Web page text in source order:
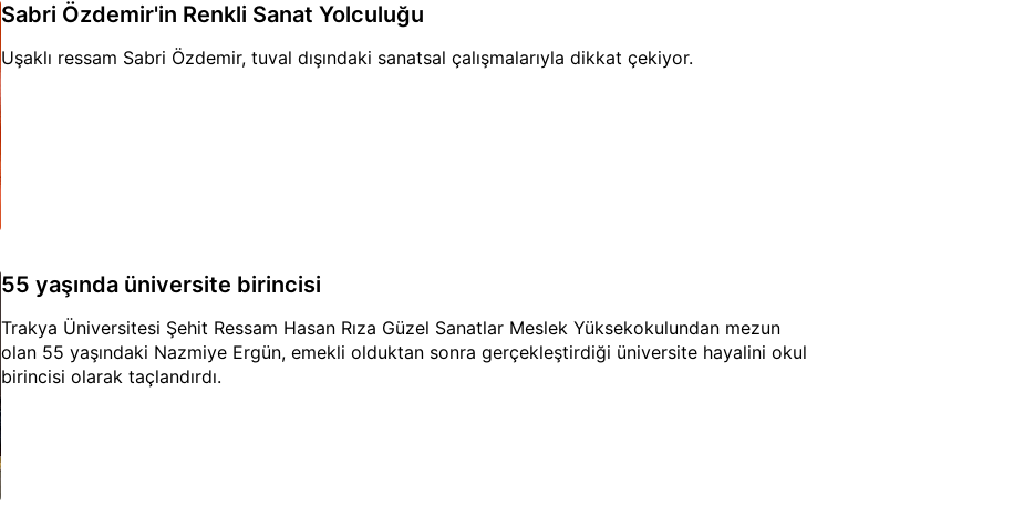
Sabri Özdemir'in Renkli Sanat Yolculuğu
Uşaklı ressam Sabri Özdemir, tuval dışındaki sanatsal çalışmalarıyla dikkat çekiyor.
55 yaşında üniversite birincisi
Trakya Üniversitesi Şehit Ressam Hasan Rıza Güzel Sanatlar Meslek Yüksekokulundan mezun
olan 55 yaşındaki Nazmiye Ergün, emekli olduktan sonra gerçekleştirdiği üniversite hayalini okul
birincisi olarak taçlandırdı.